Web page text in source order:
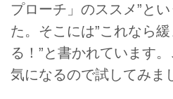
プローチ」のススメ”と
た。そこには”これなら
る！”と書かれています
気になるので試してみま